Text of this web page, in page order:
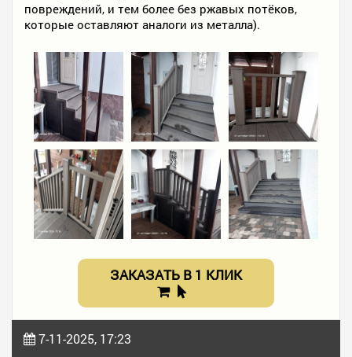
повреждений, и тем более без ржавых потёков,
которые оставляют аналоги из металла).
ЗАКАЗАТЬ В 1 КЛИК
7-11-2025, 17:23